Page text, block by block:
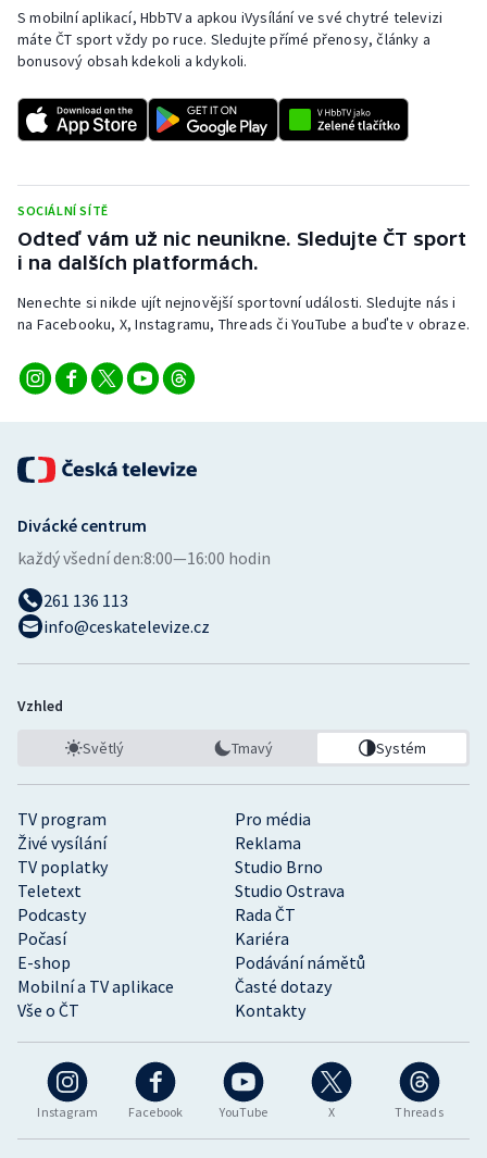
Rychlostní kanoistika
Short track
Sportovní střelba
Stolní tenis
Triatlon
Veslování
Ostatní
S mobilní aplikací, HbbTV a apkou iVysílání ve své chytré televizi
máte ČT sport vždy po ruce. Sledujte přímé přenosy, články a
bonusový obsah kdekoli a kdykoli.
SOCIÁLNÍ SÍTĚ
Odteď vám už nic neunikne. Sledujte ČT sport
i na dalších platformách.
Nenechte si nikde ujít nejnovější sportovní události. Sledujte nás i
na Facebooku, X, Instagramu, Threads či YouTube a buďte v obraze.
Instagram Facebook YouTube X Threads
TV program
Pro média
Živé vysílání
Reklama
TV poplatky
Studio Brno
Teletext
Studio Ostrava
Podcasty
Rada ČT
Počasí
Kariéra
E-shop
Podávání námětů
Mobilní a TV aplikace
Časté dotazy
Vše o ČT
Kontakty
Divácké centrum
každý všední den:8:00—16:00 hodin
261 136 113
info@ceskatelevize.cz
Vzhled
Světlý Tmavý Systém